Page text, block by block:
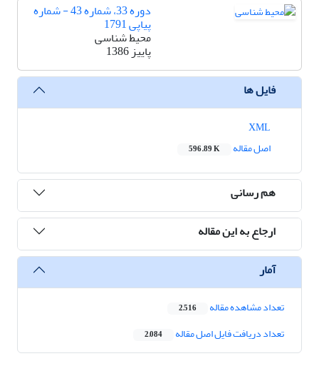
دوره 33، شماره 43 - شماره
پیاپی 1791
محیط شناسی
پاییز 1386
فایل ها
اصل مقاله
596.89 K
هم رسانی
ارجاع به این مقاله
آمار
تعداد مشاهده مقاله 2,516
تعداد دریافت فایل اصل مقاله 2,084